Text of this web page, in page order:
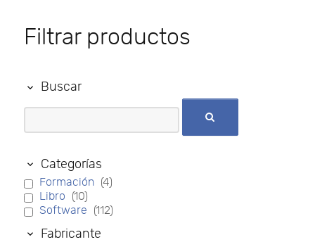
Filtrar productos
Buscar
Categorías
Formación (4)
Libro (10)
Software (112)
Fabricante